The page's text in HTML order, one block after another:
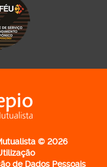
Mutualista -
© 2026
de Dados Pessoais